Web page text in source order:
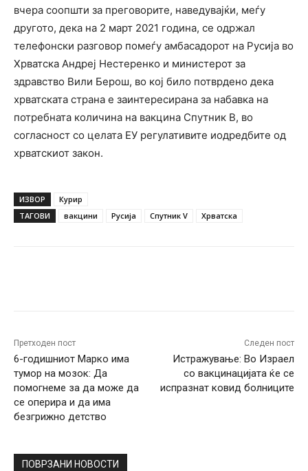
вчера соопшти за преговорите, наведувајќи, меѓу
другото, дека на 2 март 2021 година, се одржал
телефонски разговор помеѓу амбасадорот на Русија во
Хрватска Андреј Нестеренко и министерот за
здравство Вили Берош, во кој било потврдено дека
хрватската страна е заинтересирана за набавка на
потребната количина на вакцина Спутник В, во
согласност со целата ЕУ регулативите иодредбите од
хрватскиот закон.
ИЗВОР
Курир
ТАГОВИ
вакцини Русија Спутник V Хрватска
Претходен пост
6-годишниот Марко има
тумор на мозок: Да
помогнеме за да може да
се оперира и да има
безгрижно детство
Следен пост
Истражување: Во Израел
со вакцинацијата ќе се
испразнат ковид болниците
ПОВРЗАНИ НОВОСТИ